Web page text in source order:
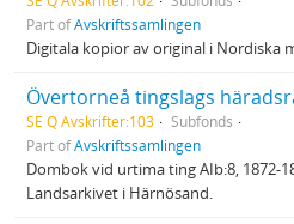
Part ofAvskriftssamlingen
Digitala kopior av original i Nordiska
Övertorneå tingslags
SE Q Avskrifter:103
Subfonds
Part ofAvskriftssamlingen
Dombok vid urtima ting AIb:8, 1872-
Landsarkivet i Härnösand.